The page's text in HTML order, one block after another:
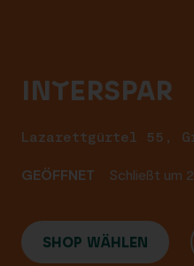
INTERSPAR
Lazarettgürtel 55,
GEÖFFNET Schließt um
SHOP WÄHLEN